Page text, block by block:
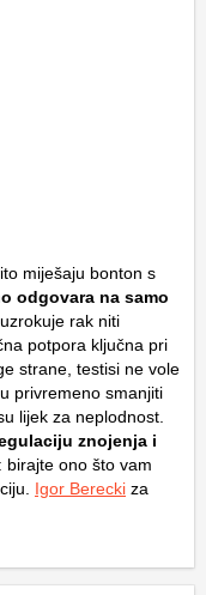
miješaju bonton s
odgovara na samo
rak niti
potpora ključna pri
strane, testisi ne vole
privremeno smanjiti
lijek za neplodnost.
znojenja i
birajte ono što vam
Igor Berecki za